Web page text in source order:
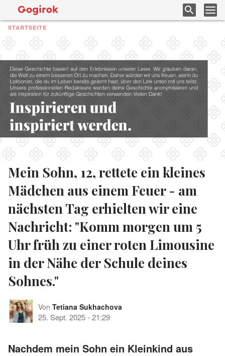
STARTSEITE
Mein Sohn, 12, rettete ein kleines
Mädchen aus einem Feuer - am
nächsten Tag erhielten wir eine
Nachricht: "Komm morgen um 5
Uhr früh zu einer roten Limousine
in der Nähe der Schule deines
Sohnes."
Von Tetiana Sukhachova
25. Sept. 2025-21:29
Nachdem mein Sohn ein Kleinkind aus